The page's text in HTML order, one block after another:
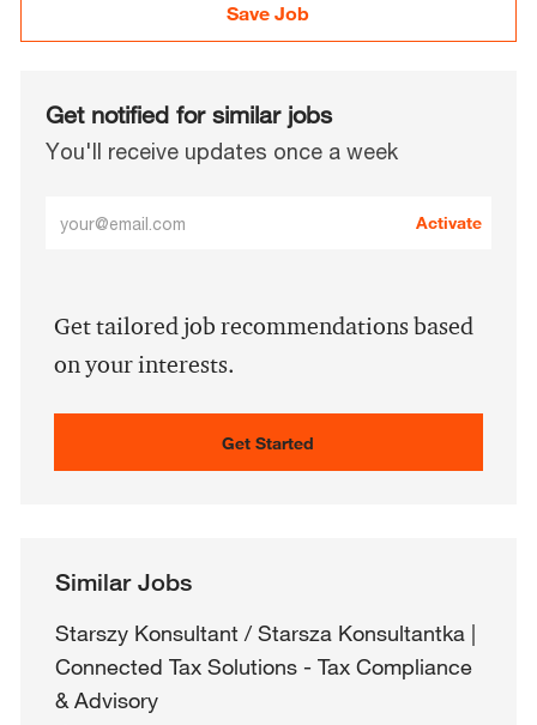
Save Job
Get notified for similar jobs
You'll receive updates once a week
(Required)
Activate
Get tailored job recommendations based
on your interests.
Get Started
Similar Jobs
Starszy Konsultant / Starsza Konsultantka |
Connected Tax Solutions - Tax Compliance
& Advisory